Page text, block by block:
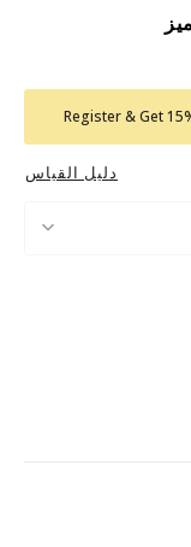
Register & Get
دليل القياس